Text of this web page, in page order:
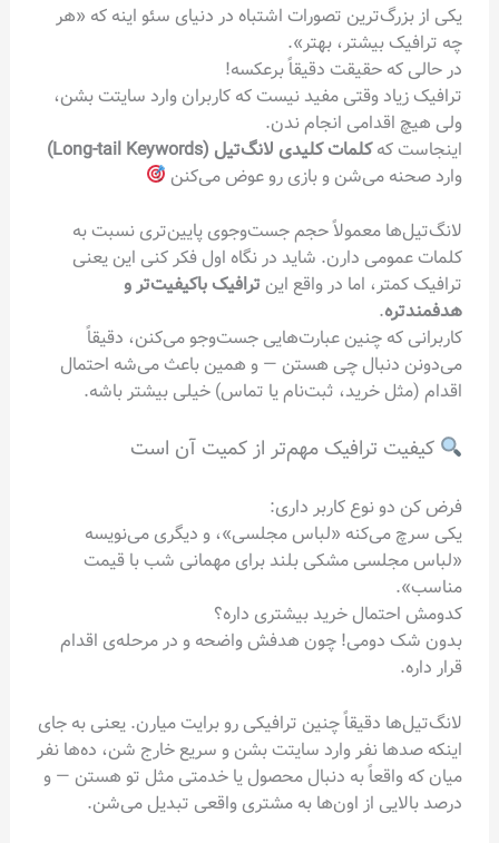
یکی از بزرگ‌ترین تصورات اشتباه در دنیای سئو اینه که «هر
چه ترافیک بیشتر، بهتر».
در حالی که حقیقت دقیقاً برعکسه!
ترافیک زیاد وقتی مفید نیست که کاربران وارد سایتت بشن،
ولی هیچ اقدامی انجام ندن.
اینجاست کهکلمات کلیدی لانگ‌تیل (Long-tail Keywords)
وارد صحنه می‌شن و بازی رو عوض می‌کنن
لانگ‌تیل‌ها معمولاً حجم جست‌وجوی پایین‌تری نسبت به
کلمات عمومی دارن. شاید در نگاه اول فکر کنی این یعنی
ترافیک کمتر، اما در واقع این ترافیک باکیفیت‌تر و
هدفمندتره.
کاربرانی که چنین عبارت‌هایی جست‌وجو می‌کنن، دقیقاً
می‌دونن دنبال چی هستن — و همین باعث می‌شه احتمال
اقدام (مثل خرید، ثبت‌نام یا تماس) خیلی بیشتر باشه.
کیفیت ترافیک مهم‌تر از کمیت آن است
فرض کن دو نوع کاربر داری:
یکی سرچ می‌کنه «لباس مجلسی»، و دیگری می‌نویسه
«لباس مجلسی مشکی بلند برای مهمانی شب با قیمت
مناسب».
کدومش احتمال خرید بیشتری داره؟
بدون شک دومی! چون هدفش واضحه و در مرحله‌ی اقدام
قرار داره.
لانگ‌تیل‌ها دقیقاً چنین ترافیکی رو برایت میارن. یعنی به جای
اینکه صدها نفر وارد سایتت بشن و سریع خارج شن، ده‌ها نفر
میان که واقعاً به دنبال محصول یا خدمتی مثل تو هستن — و
درصد بالایی از اون‌ها به مشتری واقعی تبدیل می‌شن.